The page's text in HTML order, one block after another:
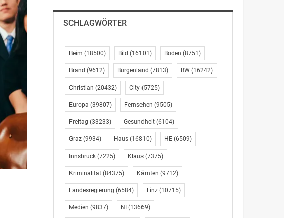
SCHLAGWÖRTER
Beim (18500) Bild (16101) Boden (8751)
Brand (9612) Burgenland (7813) BW(16242)
Christian (20432) City(5725)
Europa (39807) Fernsehen (9505)
Freitag (33233) Gesundheit(6104)
Graz(9934) Haus(16810) HE(6509)
Innsbruck(7225) Klaus(7375)
Kriminalität(84375) Kärnten (9712)
Landesregierung (6584) Linz(10715)
Medien (9837) NI (13669)